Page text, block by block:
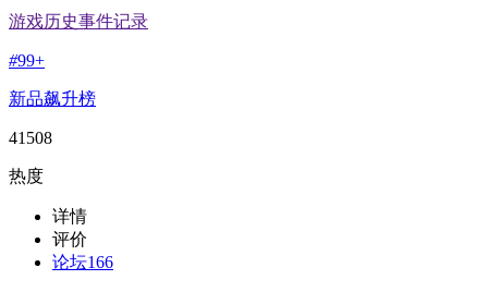
游戏历史事件记录
#99+
新品飙升榜
41508
热度
详情
评价
论坛166